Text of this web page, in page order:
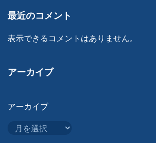
最近のコメント
表示できるコメントはありません。
アーカイブ
アーカイブ